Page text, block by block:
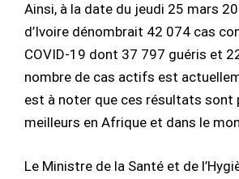
Ainsi, à la date du jeudi 25 mars
d’Ivoire dénombrait 42 074 cas
COVID-19 dont 37 797 guéris et
nombre de cas actifs est
est à noter que ces résultats sont
meilleurs en Afrique et dans le
Le Ministre de la Santé et de